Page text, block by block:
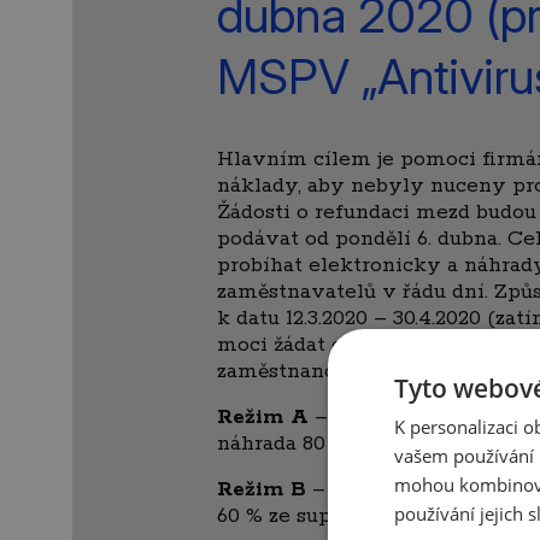
dubna 2020
MSPV
Hlavním cílem je pomoci
náklady, aby nebyly nuceny
Žádosti o refundaci mezd
podávat od pondělí 6. dubna.
probíhat elektronicky a
zaměstnavatelů v řádu dní.
k datu 12.3.2020 – 30.4.2020
moci žádat o příspěvek na
zaměstnanců.
Režim A – Nucené omezení
náhrada 80 % ze superhrubé
Režim B – Související
60 % ze superhrubé mzdy, max.
Tyto
K personalizaci
vašem
mohou
používání jejich